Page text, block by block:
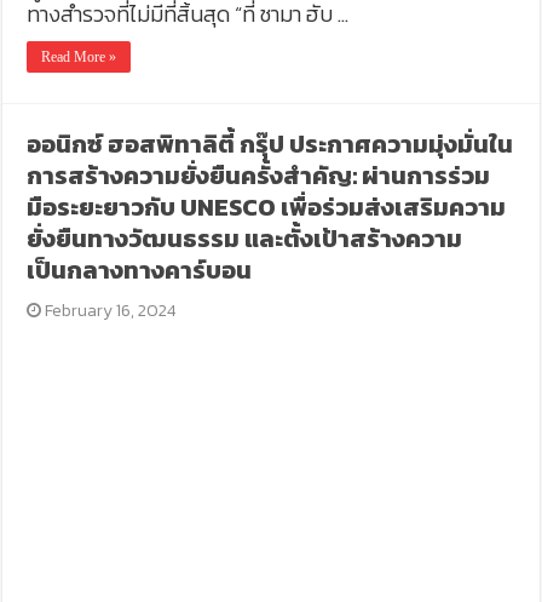
ทางสำรวจที่ไม่มีที่สิ้นสุด “ที่ ชามา ฮับ …
Read More »
ออนิกซ์ ฮอสพิทาลิตี้ กรุ๊ป ประกาศความมุ่งมั่นใน
การสร้างความยั่งยืนครั้งสำคัญ: ผ่านการร่วม
มือระยะยาวกับ UNESCO เพื่อร่วมส่งเสริมความ
ยั่งยืนทางวัฒนธรรม และตั้งเป้าสร้างความ
เป็นกลางทางคาร์บอน
February 16, 2024